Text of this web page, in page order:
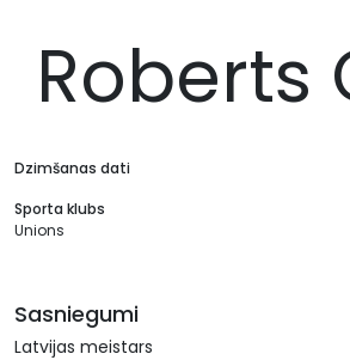
Roberts
Dzimšanas dati
Sporta klubs
Unions
Sasniegumi
Latvijas meistars